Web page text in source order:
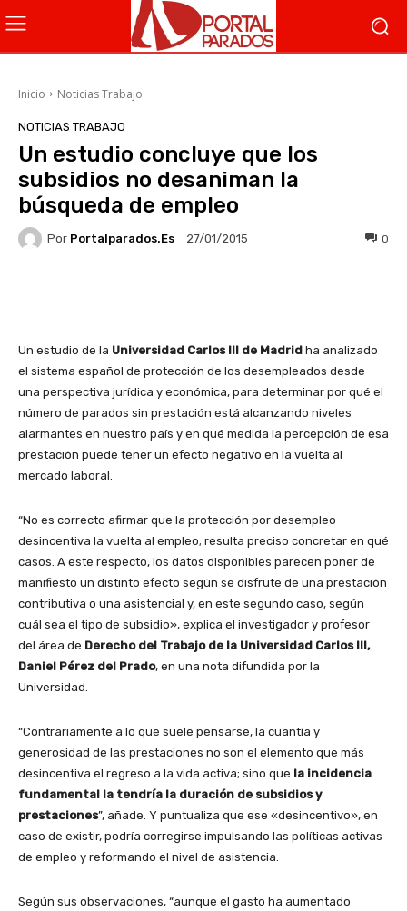
Inicio Noticias Trabajo
NOTICIAS TRABAJO
Un estudio concluye que los
subsidios no desaniman la
búsqueda de empleo
Por Portalparados.es 27/01/2015 0
Un estudio de la Universidad Carlos III de Madrid ha analizado
el sistema español de protección de los desempleados desde
una perspectiva jurídica y económica, para determinar por qué el
número de parados sin prestación está alcanzando niveles
alarmantes en nuestro país y en qué medida la percepción de esa
prestación puede tener un efecto negativo en la vuelta al
mercado laboral.
“No es correcto afirmar que la protección por desempleo
desincentiva la vuelta al empleo; resulta preciso concretar en qué
casos. A este respecto, los datos disponibles parecen poner de
manifiesto un distinto efecto según se disfrute de una prestación
contributiva o una asistencial y, en este segundo caso, según
cuál sea el tipo de subsidio», explica el investigador y profesor
del área de Derecho del Trabajo de la Universidad Carlos III,
Daniel Pérez del Prado, en una nota difundida por la
Universidad.
“Contrariamente a lo que suele pensarse, la cuantía y
generosidad de las prestaciones no son el elemento que más
desincentiva el regreso a la vida activa; sino que la incidencia
fundamental la tendría la duración de subsidios y
prestaciones”, añade. Y puntualiza que ese «desincentivo», en
caso de existir, podría corregirse impulsando las políticas activas
de empleo y reformando el nivel de asistencia.
Según sus observaciones, “aunque el gasto ha aumentado